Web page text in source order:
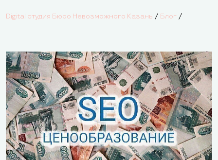
Digital студия Бюро Невозможного Казань / Блог /